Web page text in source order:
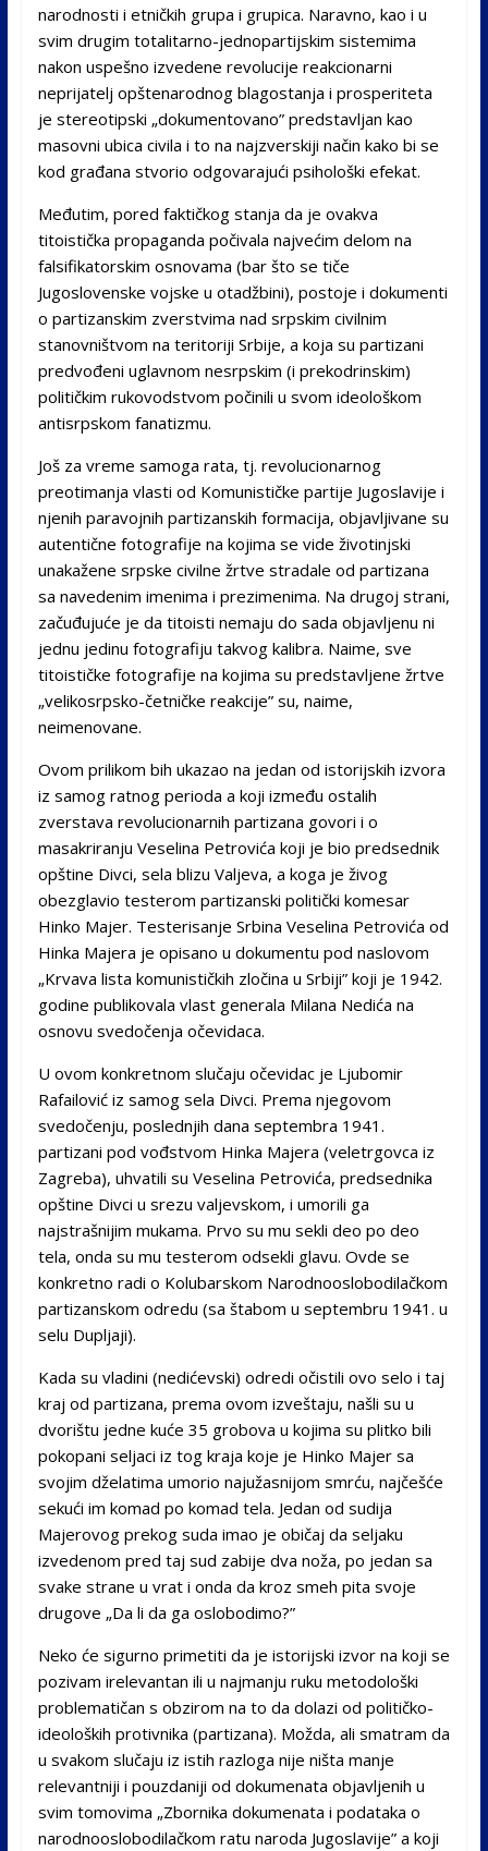
narodnosti i etničkih grupa i grupica. Naravno, kao i u
svim drugim totalitarno-jednopartijskim sistemima
nakon uspešno izvedene revolucije reakcionarni
neprijatelj opštenarodnog blagostanja i prosperiteta
je stereotipski „dokumentovano” predstavljan kao
masovni ubica civila i to na najzverskiji način kako bi se
kod građana stvorio odgovarajući psihološki efekat.
Međutim, pored faktičkog stanja da je ovakva
titoistička propaganda počivala najvećim delom na
falsifikatorskim osnovama (bar što se tiče
Jugoslovenske vojske u otadžbini), postoje i dokumenti
o partizanskim zverstvima nad srpskim civilnim
stanovništvom na teritoriji Srbije, a koja su partizani
predvođeni uglavnom nesrpskim (i prekodrinskim)
političkim rukovodstvom počinili u svom ideološkom
antisrpskom fanatizmu.
Još za vreme samoga rata, tj. revolucionarnog
preotimanja vlasti od Komunističke partije Jugoslavije i
njenih paravojnih partizanskih formacija, objavljivane su
autentične fotografije na kojima se vide životinjski
unakažene srpske civilne žrtve stradale od partizana
sa navedenim imenima i prezimenima. Na drugoj strani,
začuđujuće je da titoisti nemaju do sada objavljenu ni
jednu jedinu fotografiju takvog kalibra. Naime, sve
titoističke fotografije na kojima su predstavljene žrtve
„velikosrpsko-četničke reakcije” su, naime,
neimenovane.
Ovom prilikom bih ukazao na jedan od istorijskih izvora
iz samog ratnog perioda a koji između ostalih
zverstava revolucionarnih partizana govori i o
masakriranju Veselina Petrovića koji je bio predsednik
opštine Divci, sela blizu Valjeva, a koga je živog
obezglavio testerom partizanski politički komesar
Hinko Majer. Testerisanje Srbina Veselina Petrovića od
Hinka Majera je opisano u dokumentu pod naslovom
„Krvava lista komunističkih zločina u Srbiji” koji je 1942.
godine publikovala vlast generala Milana Nedića na
osnovu svedočenja očevidaca.
U ovom konkretnom slučaju očevidac je Ljubomir
Rafailović iz samog sela Divci. Prema njegovom
svedočenju, poslednjih dana septembra 1941.
partizani pod vođstvom Hinka Majera (veletrgovca iz
Zagreba), uhvatili su Veselina Petrovića, predsednika
opštine Divci u srezu valjevskom, i umorili ga
najstrašnijim mukama. Prvo su mu sekli deo po deo
tela, onda su mu testerom odsekli glavu. Ovde se
konkretno radi o Kolubarskom Narodnooslobodilačkom
partizanskom odredu (sa štabom u septembru 1941. u
selu Dupljaji).
Kada su vladini (nedićevski) odredi očistili ovo selo i taj
kraj od partizana, prema ovom izveštaju, našli su u
dvorištu jedne kuće 35 grobova u kojima su plitko bili
pokopani seljaci iz tog kraja koje je Hinko Majer sa
svojim dželatima umorio najužasnijom smrću, najčešće
sekući im komad po komad tela. Jedan od sudija
Majerovog prekog suda imao je običaj da seljaku
izvedenom pred taj sud zabije dva noža, po jedan sa
svake strane u vrat i onda da kroz smeh pita svoje
drugove „Da li da ga oslobodimo?”
Neko će sigurno primetiti da je istorijski izvor na koji se
pozivam irelevantan ili u najmanju ruku metodološki
problematičan s obzirom na to da dolazi od političko-
ideoloških protivnika (partizana). Možda, ali smatram da
u svakom slučaju iz istih razloga nije ništa manje
relevantniji i pouzdaniji od dokumenata objavljenih u
svim tomovima „Zbornika dokumenata i podataka o
narodnooslobodilačkom ratu naroda Jugoslavije” a koji